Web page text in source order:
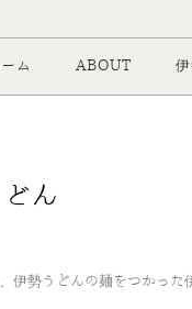
ム ABOUT
ん
伊勢うどんの麺をつかっ